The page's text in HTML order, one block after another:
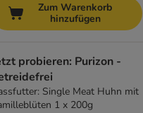
Zum Warenkorb
hinzufügen
probieren: Purizon -
Single Meat Huhn mit
1 x 200g